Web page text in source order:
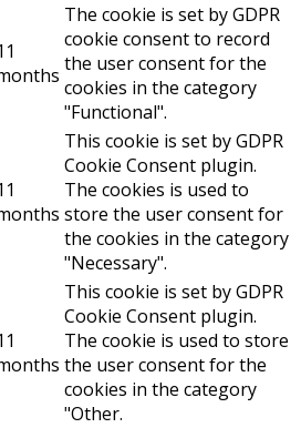
The cookie is set by GDPR
cookie consent to record
the user consent for the
cookies in the category
"Functional".
This cookie is set by GDPR
Cookie Consent plugin.
The cookies is used to
store the user consent for
the cookies in the category
"Necessary".
This cookie is set by GDPR
Cookie Consent plugin.
The cookie is used to store
the user consent for the
cookies in the category
"Other.